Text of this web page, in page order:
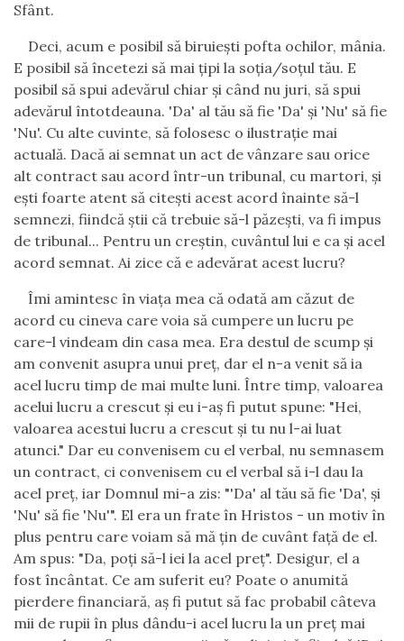
Sfânt.
Deci, acum e posibil să biruieşti pofta ochilor, mânia.
E posibil să încetezi să mai ţipi la soţia/soţul tău. E
posibil să spui adevărul chiar şi când nu juri, să spui
adevărul întotdeauna. 'Da' al tău să fie 'Da' şi 'Nu' să fie
'Nu'. Cu alte cuvinte, să folosesc o ilustraţie mai
actuală. Dacă ai semnat un act de vânzare sau orice
alt contract sau acord într-un tribunal, cu martori, şi
eşti foarte atent să citeşti acest acord înainte să-l
semnezi, fiindcă ştii că trebuie să-l păzeşti, va fi impus
de tribunal... Pentru un creştin, cuvântul lui e ca şi acel
acord semnat. Ai zice că e adevărat acest lucru?
Îmi amintesc în viaţa mea că odată am căzut de
acord cu cineva care voia să cumpere un lucru pe
care-l vindeam din casa mea. Era destul de scump şi
am convenit asupra unui preţ, dar el n-a venit să ia
acel lucru timp de mai multe luni. Între timp, valoarea
acelui lucru a crescut şi eu i-aş fi putut spune: "Hei,
valoarea acestui lucru a crescut şi tu nu l-ai luat
atunci." Dar eu convenisem cu el verbal, nu semnasem
un contract, ci convenisem cu el verbal să i-l dau la
acel preţ, iar Domnul mi-a zis: "'Da' al tău să fie 'Da', şi
'Nu' să fie 'Nu'". El era un frate în Hristos - un motiv în
plus pentru care voiam să mă ţin de cuvânt faţă de el.
Am spus: "Da, poţi să-l iei la acel preţ". Desigur, el a
fost încântat. Ce am suferit eu? Poate o anumită
pierdere financiară, aş fi putut să fac probabil câteva
mii de rupii în plus dându-i acel lucru la un preţ mai